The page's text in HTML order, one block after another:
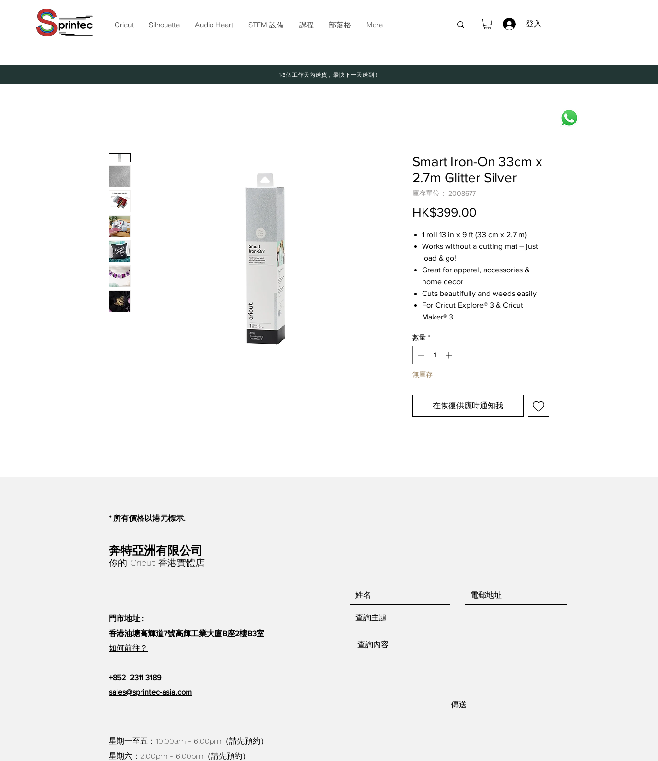
Cricut Silhouette Audio Heart STEM 設備 課程 部落格 More 登入
1-3個工作天內送貨，最快下一天送到！
Smart Iron-On 33cm x
2.7m Glitter Silver
庫存單位： 2008677
HK$399.00
格
1 roll 13 in x 9 ft (33 cm x 2.7 m)
Works without a cutting mat – just
load & go!
Great for apparel, accessories &
home decor
Cuts beautifully and weeds easily
For Cricut Explore® 3 & Cricut
Maker® 3
數量 *
無庫存
在恢復供應時通知我
* 所有價格以港元標示.
奔特亞洲有限公司
你的 Cricut 香港實體店
門市地址 :
香港油塘高輝道7號高輝工業大廈B座2樓B3室
如何前往？
+852 2311 3189
sales@sprintec-asia.com
傳送
星期一至五：10:00am - 6:00pm（請先預約）
星期六：2:00pm - 6:00pm（請先預約）